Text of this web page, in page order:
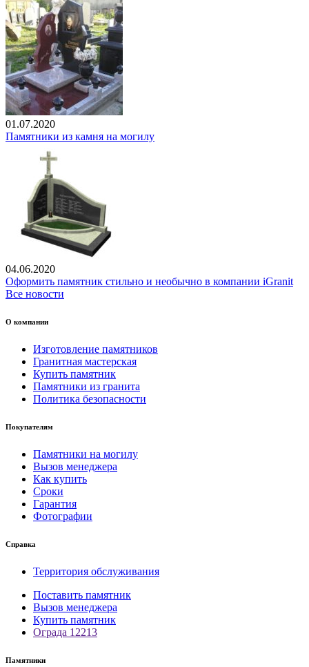
01.07.2020
Памятники из камня на могилу
04.06.2020
Оформить памятник стильно и необычно в компании iGranit
Все новости
О компании
Изготовление памятников
Гранитная мастерская
Купить памятник
Памятники из гранита
Политика безопасности
Покупателям
Памятники на могилу
Вызов менеджера
Как купить
Сроки
Гарантия
Фотографии
Справка
Территория обслуживания
Поставить памятник
Вызов менеджера
Купить памятник
Ограда 12213
Памятники